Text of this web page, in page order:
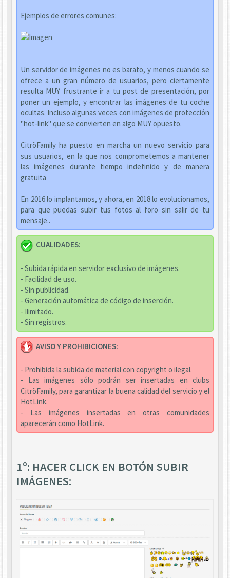
Ejemplos de errores comunes:
Un servidor de imágenes no es barato, y menos cuando se
ofrece a un gran número de usuarios, pero ciertamente
resulta MUY frustrante ir a tu post de presentación, por
poner un ejemplo, y encontrar las imágenes de tu coche
ocultas. Incluso algunas veces con imágenes de protección
"hot-link" que se convierten en algo MUY opuesto.
CitröFamily ha puesto en marcha un nuevo servicio para
sus usuarios, en la que nos comprometemos a mantener
las imágenes durante tiempo indefinido y de manera
gratuita
En 2016 lo implantamos, y ahora, en 2018 lo evolucionamos,
para que puedas subir tus fotos al foro sin salir de tu
mensaje..
CUALIDADES:
- Subida rápida en servidor exclusivo de imágenes.
- Facilidad de uso.
- Sin publicidad.
- Generación automática de código de inserción.
- Ilimitado.
- Sin registros.
AVISO Y PROHIBICIONES:
- Prohibida la subida de material con copyright o ilegal.
- Las imágenes sólo podrán ser insertadas en clubs
CitröFamily, para garantizar la buena calidad del servicio y el
HotLink.
- Las imágenes insertadas en otras comunidades
aparecerán como HotLink.
1º: HACER CLICK EN BOTÓN SUBIR
IMÁGENES: